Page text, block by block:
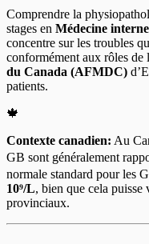
Comprendre la
stages en Médecine interne
concentre sur les troubles
conformément aux rôles de
du Canada (AFMDC)
patients.
🍁
Contexte canadien: Au
GB sont généralement
normale standard pour les
10⁹/L, bien que cela puisse
provinciaux.